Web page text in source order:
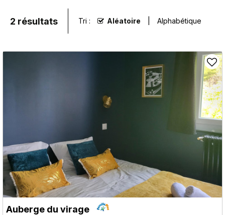
2 résultats Tri : Aléatoire Alphabétique
Auberge du virage